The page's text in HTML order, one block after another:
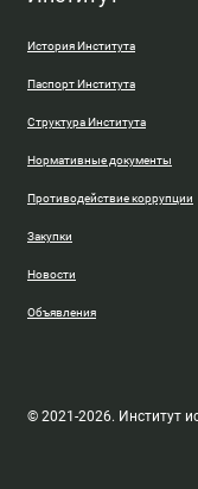
История Института
Паспорт Института
Структура Института
Нормативные документы
Противодействие коррупции
Закупки
Новости
Объявления
© 2021-2026. Институт